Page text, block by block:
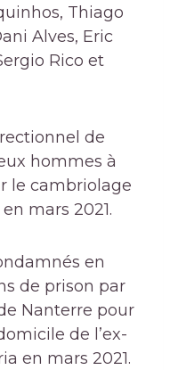
Thiago
Alves, Eric
Rico et
de
hommes à
le cambriolage
mars 2021.
en
de prison par
Nanterre pour
de l’ex-
en mars 2021.